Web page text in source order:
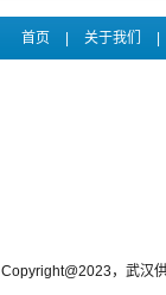
首页 关于我们
Copyright@2023，武汉